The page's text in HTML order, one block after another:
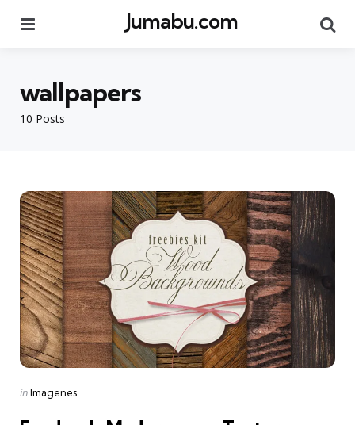
Jumabu.com
10 Posts
wallpapers
Categories
Posted
inImagenes